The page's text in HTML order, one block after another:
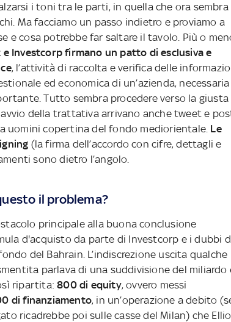
i toni tra le parti, in quella che ora sembra
Ma facciamo un passo indietro e proviamo a
e cosa potrebbe far saltare il tavolo. Più o
e Investcorp firmano un patto di esclusiva e
, l’attività di raccolta e verifica delle
ed economica di un’azienda, necessaria
Tutto sembra procedere verso la giusta
della trattativa arrivano anche tweet e
uomini copertina del fondo mediorientale. Le
(la firma dell’accordo con cifre, dettagli e
sono dietro l’angolo.
il problema?
principale alla buona conclusione
d'acquisto da parte di Investcorp e i dubbi
del Bahrain. L’indiscrezione uscita qualche
parlava di una suddivisione del miliardo
ripartita: 800 di equity, ovvero messi
di finanziamento, in un’operazione a debito
ricadrebbe poi sulle casse del Milan) che